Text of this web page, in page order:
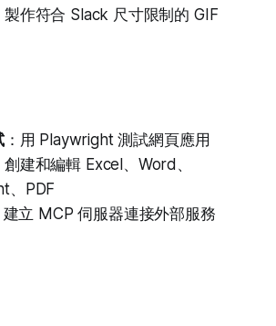
製作符合 Slack 尺寸限制的 GIF
：用 Playwright 測試網頁應用
創建和編輯 Excel、Word、
、PDF
建立 MCP 伺服器連接外部服務